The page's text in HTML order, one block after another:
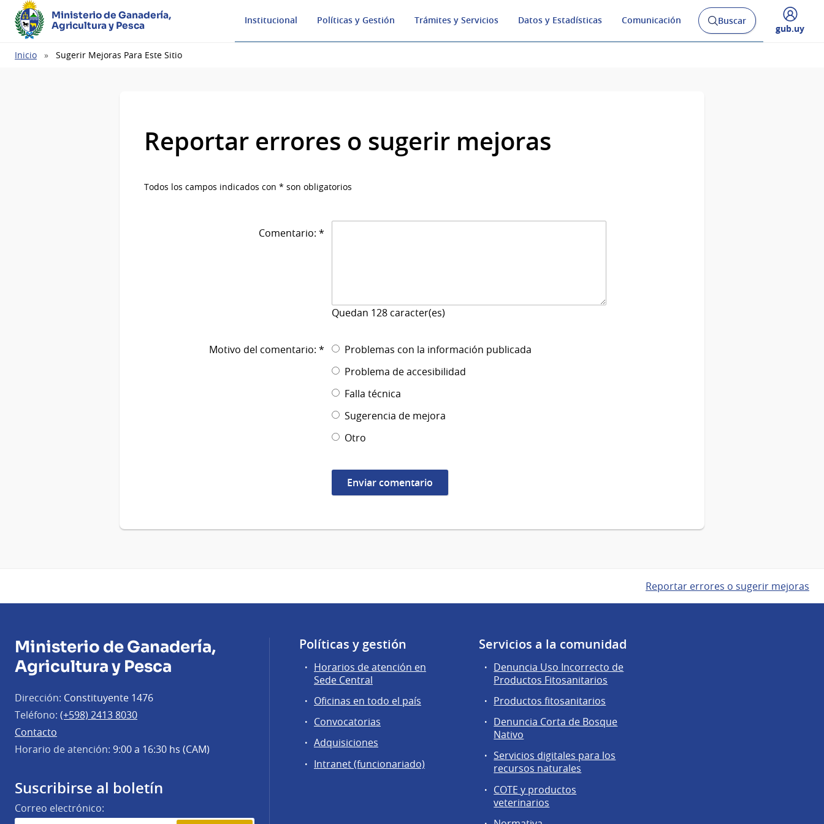
Ministerio de Ganadería,
Agricultura y Pesca
Institucional Políticas y Gestión Trámites y Servicios Datos y Estadísticas Comunicación
Abrir
buscador
Buscar
Desplegar
gub.uy
Ruta
Inicio Sugerir Mejoras Para Este Sitio
Reportar errores o sugerir mejoras
Todos los campos indicados con * son obligatorios
Comentario: *
Quedan 128 caracter(es)
Motivo del comentario: *
Problemas con la información publicada
Problema de accesibilidad
Falla técnica
Sugerencia de mejora
Otro
Reportar errores o sugerir mejoras
Ministerio de Ganadería,
Agricultura y Pesca
Dirección: Constituyente 1476
Teléfono: (+598) 2413 8030
Contacto
Horario de atención: 9:00 a 16:30 hs (CAM)
Suscribirse al boletín
Correo electrónico:
Políticas y gestión
Horarios de atención en
Sede Central
Oficinas en todo el país
Convocatorias
Adquisiciones
Intranet (funcionariado)
Servicios a la comunidad
Denuncia Uso Incorrecto de
Productos Fitosanitarios
Productos fitosanitarios
Denuncia Corta de Bosque
Nativo
Servicios digitales para los
recursos naturales
COTE y productos
veterinarios